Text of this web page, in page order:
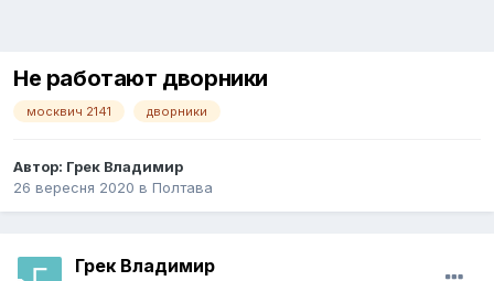
Не работают дворники
москвич 2141 дворники
Автор: Грек Владимир
26 вересня 2020 в Полтава
Грек Владимир